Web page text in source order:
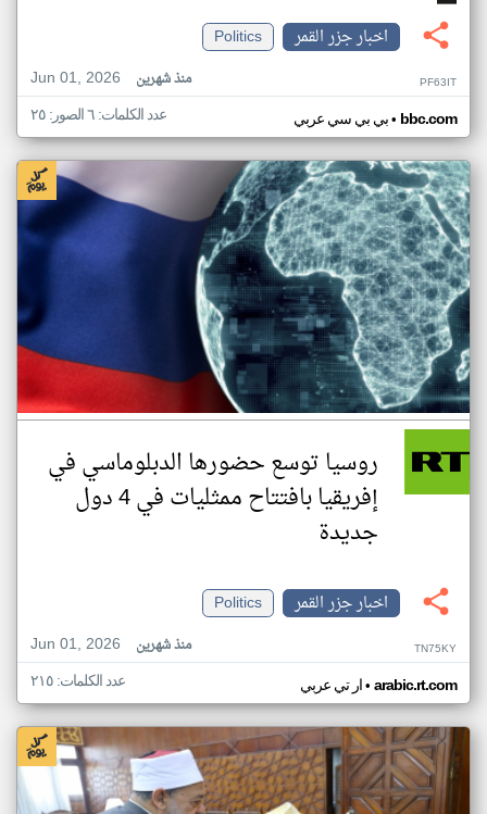
اخبار جزر القمر
Politics
Jun 01, 2026
منذ شهرين PF63IT
بي بي سي عربي• bbc.com عدد الكلمات: ٦ الصور: ٢٥
روسيا توسع حضورها الدبلوماسي في
إفريقيا بافتتاح ممثليات في 4 دول
جديدة
اخبار جزر القمر
Politics
Jun 01, 2026
منذ شهرين TN75KY
ار تي عربي• arabic.rt.com عدد الكلمات: ٢١٥